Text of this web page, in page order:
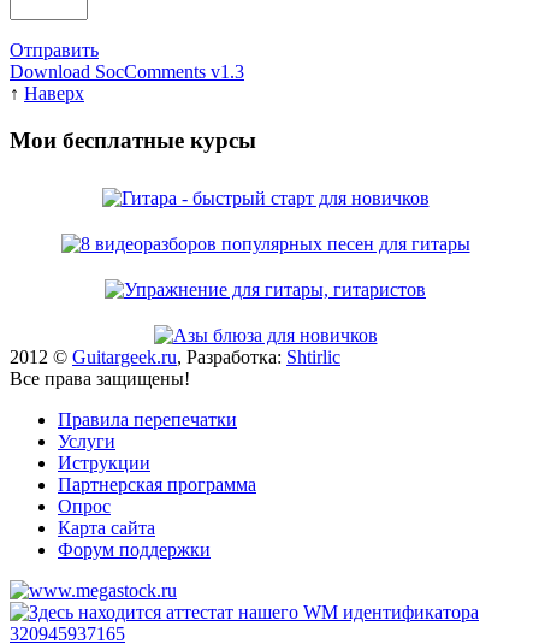
Отправить
Download SocComments v1.3
↑ Наверх
Мои бесплатные курсы
2012 © Guitargeek.ru, Разработка: Shtirlic
Все права защищены!
Правила перепечатки
Услуги
Иструкции
Партнерская программа
Опрос
Карта сайта
Форум поддержки